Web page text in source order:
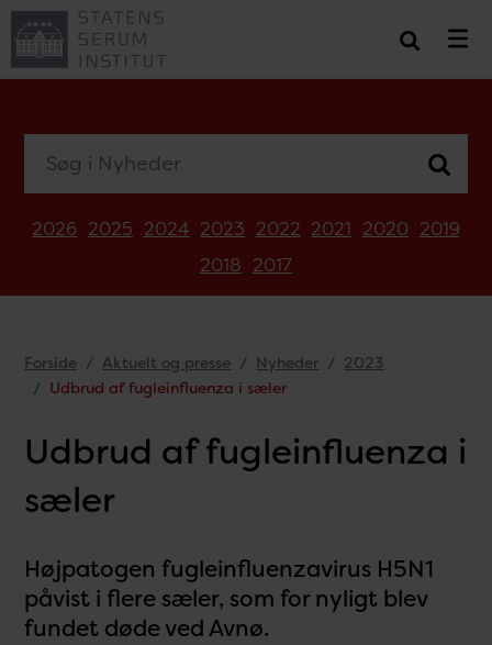
2026 2025 2024 2023 2022 2021 2020 2019
2018 2017
Forside Aktuelt og presse Nyheder
2023
Udbrud af fugleinfluenza i sæler
Udbrud af fugleinfluenza i
sæler
Højpatogen fugleinfluenzavirus H5N1
påvist i flere sæler, som for nyligt blev
fundet døde ved Avnø.